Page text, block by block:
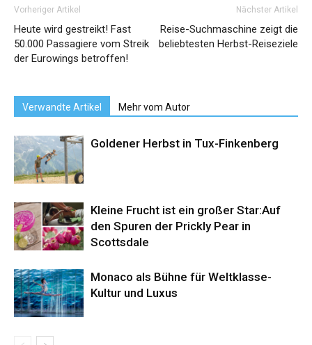
Vorheriger Artikel
Heute wird gestreikt! Fast
50.000 Passagiere vom Streik
der Eurowings betroffen!
Nächster Artikel
Reise-Suchmaschine zeigt die
beliebtesten Herbst-Reiseziele
Verwandte Artikel Mehr vom Autor
Goldener Herbst in Tux-Finkenberg
Kleine Frucht ist ein großer Star:Auf
den Spuren der Prickly Pear in
Scottsdale
Monaco als Bühne für Weltklasse-
Kultur und Luxus